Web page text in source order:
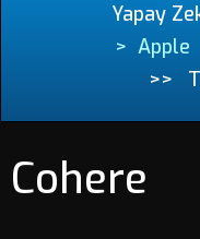
Yapay
> Apple
>>
Cohere